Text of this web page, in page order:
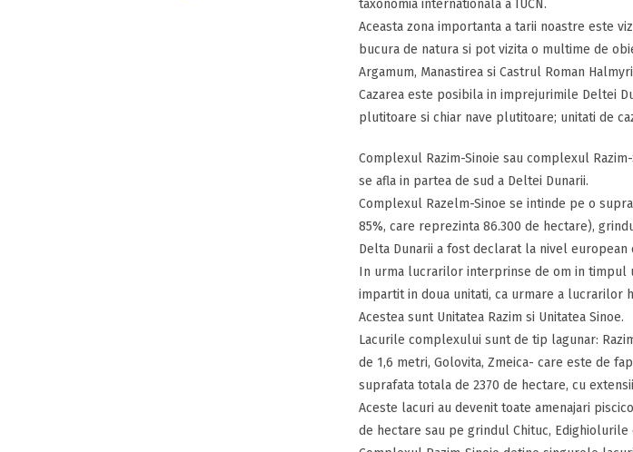
taxonomia internationala a IUCN.
Aceasta zona importanta a tarii noastre este
bucura de natura si pot vizita o multime de
Argamum, Manastirea si Castrul Roman
Cazarea este posibila in imprejurimile Deltei
plutitoare si chiar nave plutitoare; unitati de
Complexul Razim-Sinoie sau complexul
se afla in partea de sud a Deltei Dunarii.
Complexul Razelm-Sinoe se intinde pe o
85%, care reprezinta 86.300 de hectare),
Delta Dunarii a fost declarat la nivel european
In urma lucrarilor interprinse de om in timpul
impartit in doua unitati, ca urmare a lucrarilor
Acestea sunt Unitatea Razim si Unitatea Sinoe.
Lacurile complexului sunt de tip lagunar:
de 1,6 metri, Golovita, Zmeica- care este de
suprafata totala de 2370 de hectare, cu
Aceste lacuri au devenit toate amenajari
de hectare sau pe grindul Chituc, Edighiolurile